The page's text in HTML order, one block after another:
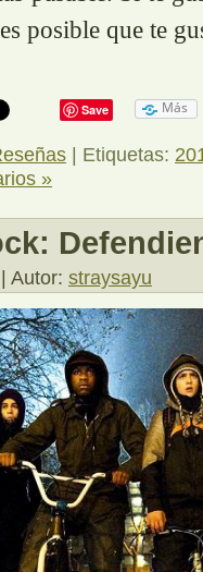
posible que te
Save Más
| Etiquetas:
»
Autor: straysayu